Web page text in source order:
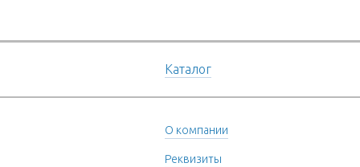
Каталог
О компании
Реквизиты